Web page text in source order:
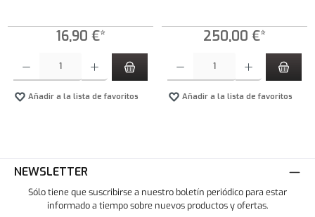
16,90 €*
Añadir a la lista de favoritos
250,00 €*
Añadir a la lista de favoritos
NEWSLETTER
Sólo tiene que suscribirse a nuestro boletín periódico para estar
informado a tiempo sobre nuevos productos y ofertas.